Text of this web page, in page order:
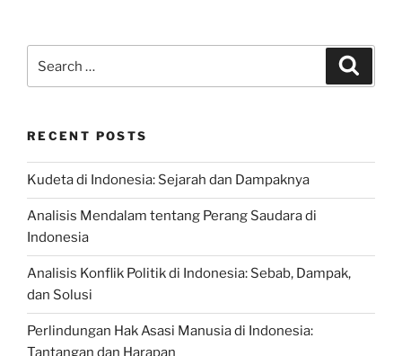
for:
RECENT POSTS
Kudeta di Indonesia: Sejarah dan Dampaknya
Analisis Mendalam tentang Perang Saudara di
Indonesia
Analisis Konflik Politik di Indonesia: Sebab, Dampak,
dan Solusi
Perlindungan Hak Asasi Manusia di Indonesia:
Tantangan dan Harapan